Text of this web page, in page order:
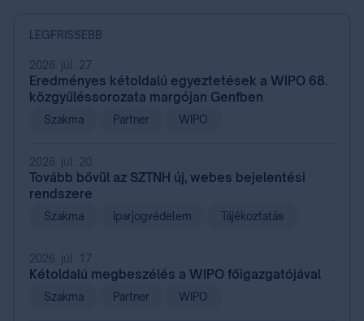
LEGFRISSEBB
2026. júl. 27.
Eredményes kétoldalú egyeztetések a WIPO 68.
közgyűléssorozata margójan Genfben
Szakma Partner WIPO
2026. júl. 20.
Tovább bővül az SZTNH új, webes bejelentési
rendszere
Szakma Iparjogvédelem Tájékoztatás
2026. júl. 17.
Kétoldalú megbeszélés a WIPO főigazgatójával
Szakma Partner WIPO